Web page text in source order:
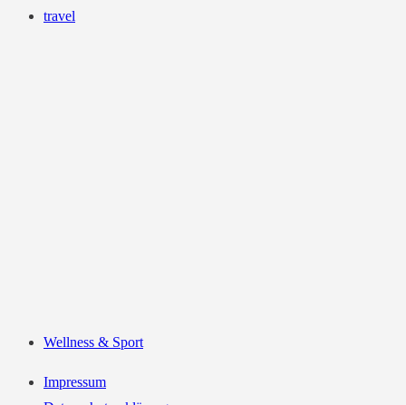
travel
Wellness & Sport
Impressum